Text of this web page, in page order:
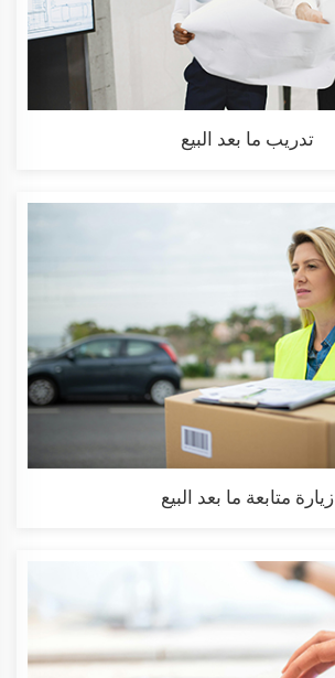
تدريب ما بعد البيع
زيارة متابعة ما بعد البيع